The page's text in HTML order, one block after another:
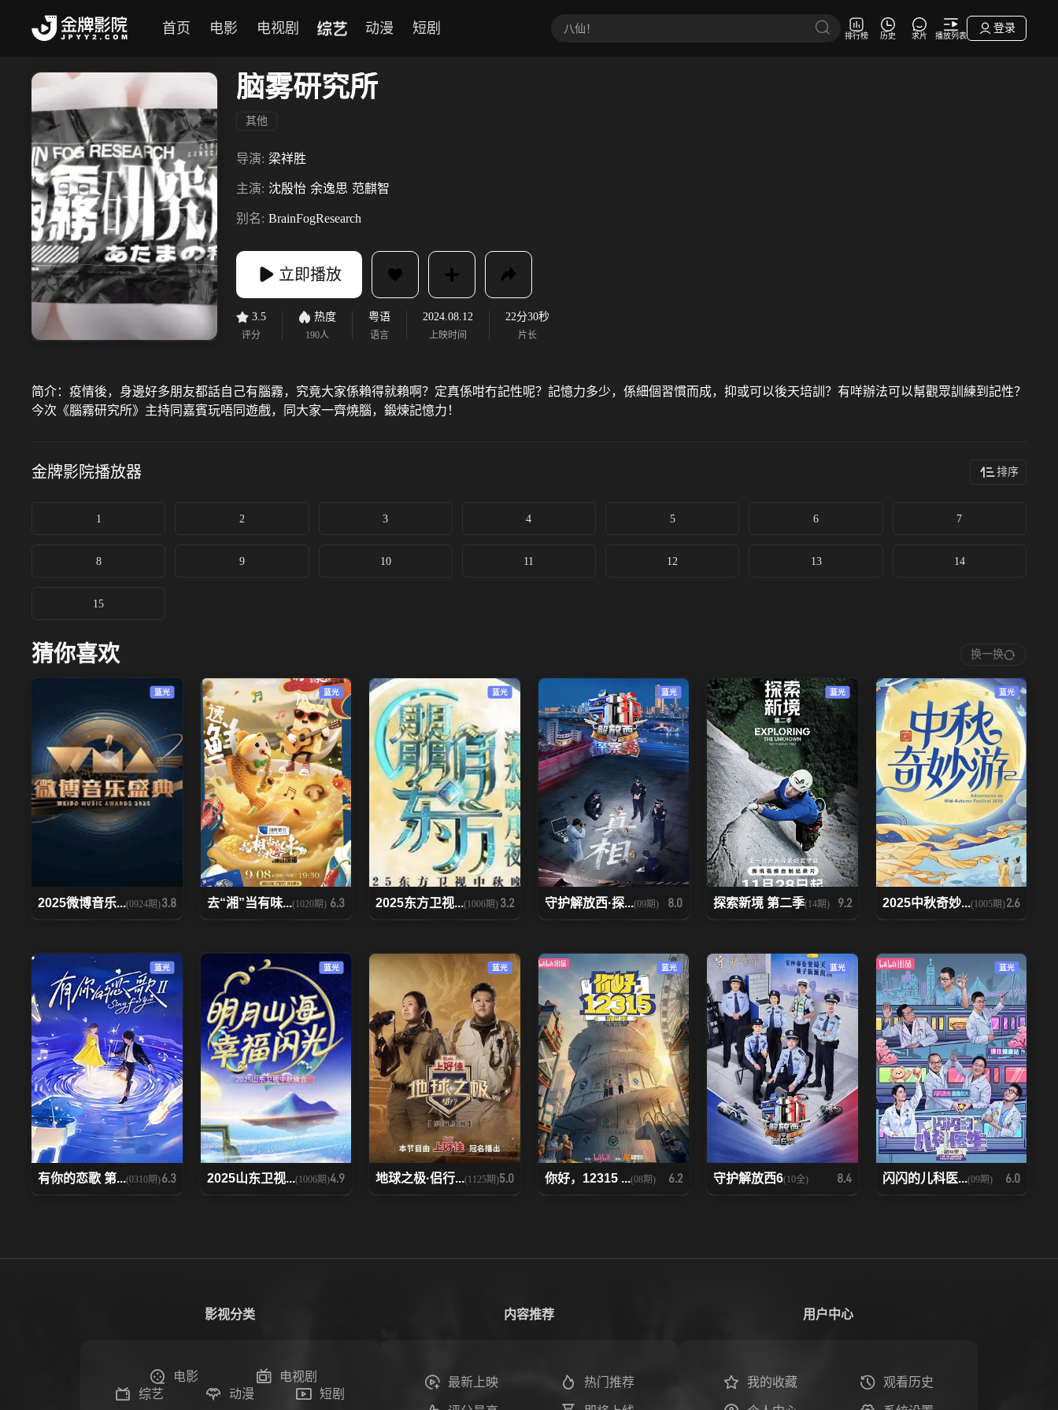
首页 电影 电视剧 综艺 动漫 短剧 排行榜 历史 求片 播放列表
登录
脑雾研究所
其他
导演: 梁祥胜
主演: 沈殷怡 余逸思 范麒智
别名: BrainFogResearch
立即播放
3.5
评分
热度
190人
粤语
语言
2024.08.12
上映时间
22分30秒
片长
简介： 疫情後，身邊好多朋友都話自己有腦霧，究竟大家係賴得就賴啊？定真係咁冇記性呢？記憶力多少，係細個習慣而成，抑或可以後天培訓？有咩辦法可以幫觀眾訓練到記性？
今次《腦霧研究所》主持同嘉賓玩唔同遊戲，同大家一齊燒腦，鍛煉記憶力！
金牌影院播放器 排序
1 2 3 4 5 6 7
8 9 10 11 12 13 14
15
猜你喜欢 换一换
蓝光
2025微博音乐...(0924期)3.8
蓝光
去“湘”当有味...(1020期) 6.3
蓝光
2025东方卫视...(1006期) 3.2
蓝光
守护解放西·探...(09期) 8.0
蓝光
探索新境 第二季(14期) 9.2
蓝光
2025中秋奇妙...(1005期)2.6
蓝光
有你的恋歌 第...(0310期)6.3
蓝光
2025山东卫视...(1006期)4.9
蓝光
地球之极·侣行...(1125期)5.0
蓝光
你好，12315 ...(08期) 6.2
蓝光
守护解放西6(10全) 8.4
蓝光
闪闪的儿科医...(09期) 6.0
影视分类
电影
电视剧
综艺
动漫 短剧
内容推荐
最新上映 热门推荐
用户中心
我的收藏 观看历史